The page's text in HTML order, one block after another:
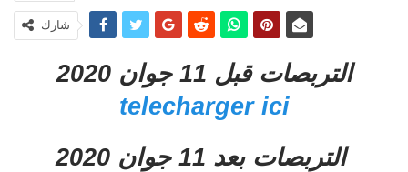
شارك
التربصات قبل 11 جوان 2020
telecharger ici
التربصات بعد 11 جوان 2020